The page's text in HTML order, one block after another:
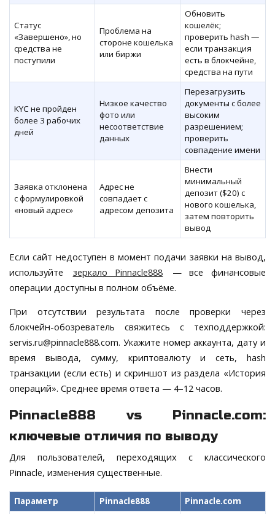
Статус
«Завершено», но
средства не
поступили
Проблема на
стороне кошелька
или биржи
Обновить
кошелёк;
проверить hash —
если транзакция
есть в блокчейне,
средства на пути
KYC не пройден
более 3 рабочих
дней
Низкое качество
фото или
несоответствие
данных
Перезагрузить
документы с более
высоким
разрешением;
проверить
совпадение имени
Заявка отклонена
с формулировкой
«новый адрес»
Адрес не
совпадает с
адресом депозита
Внести
минимальный
депозит ($20) с
нового кошелька,
затем повторить
вывод
Если сайт недоступен в момент подачи заявки на вывод,
используйте
зеркало Pinnacle888
— все финансовые
операции доступны в полном объёме.
При отсутствии результата после проверки через
блокчейн-обозреватель свяжитесь с техподдержкой:
servis.ru@pinnacle888.com. Укажите номер аккаунта, дату и
время вывода, сумму, криптовалюту и сеть, hash
транзакции (если есть) и скриншот из раздела «История
операций». Среднее время ответа — 4–12 часов.
Pinnacle888 vs Pinnacle.com:
ключевые отличия по выводу
Для пользователей, переходящих с классического
Pinnacle, изменения существенные.
Параметр Pinnacle888
Pinnacle.com